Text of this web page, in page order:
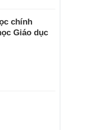
chính
Giáo dục